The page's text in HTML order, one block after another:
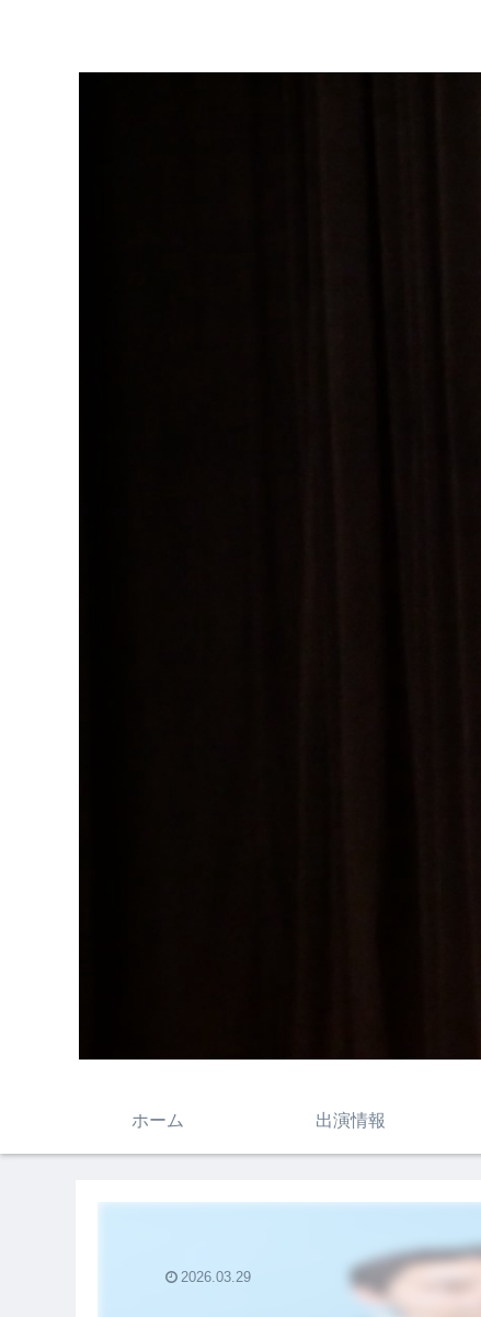
ホーム 出演情報
2026.03.29